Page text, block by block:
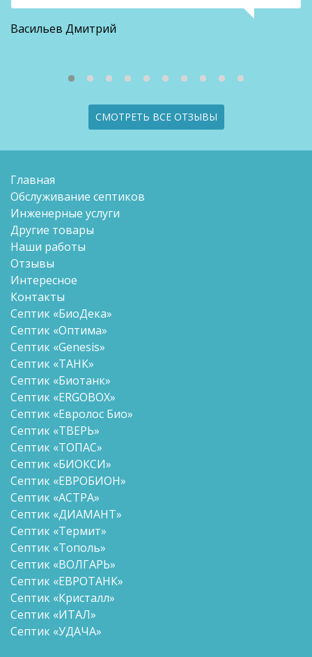
Васильев Дмитрий
СМОТРЕТЬ ВСЕ ОТЗЫВЫ
Главная
Обслуживание септиков
Инженерные услуги
Другие товары
Наши работы
Отзывы
Интересное
Контакты
Септик «БиоДека»
Септик «Оптима»
Септик «Genesis»
Септик «ТАНК»
Септик «Биотанк»
Септик «ERGOBOX»
Септик «Евролос Био»
Септик «ТВЕРЬ»
Септик «ТОПАС»
Септик «БИОКСИ»
Септик «ЕВРОБИОН»
Септик «АСТРА»
Септик «ДИАМАНТ»
Септик «Термит»
Септик «Тополь»
Септик «ВОЛГАРЬ»
Септик «ЕВРОТАНК»
Септик «Кристалл»
Септик «ИТАЛ»
Септик «УДАЧА»